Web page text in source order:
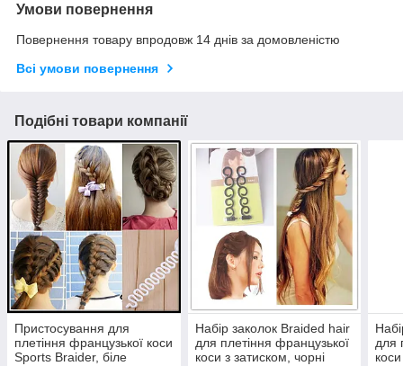
Умови повернення
Повернення товару впродовж 14 днів за домовленістю
Всі умови повернення
Подібні товари компанії
Пристосування для
плетіння французької коси
Sports Braider, біле
Набір заколок Braided hair
для плетіння французької
коси з затиском, чорні
для